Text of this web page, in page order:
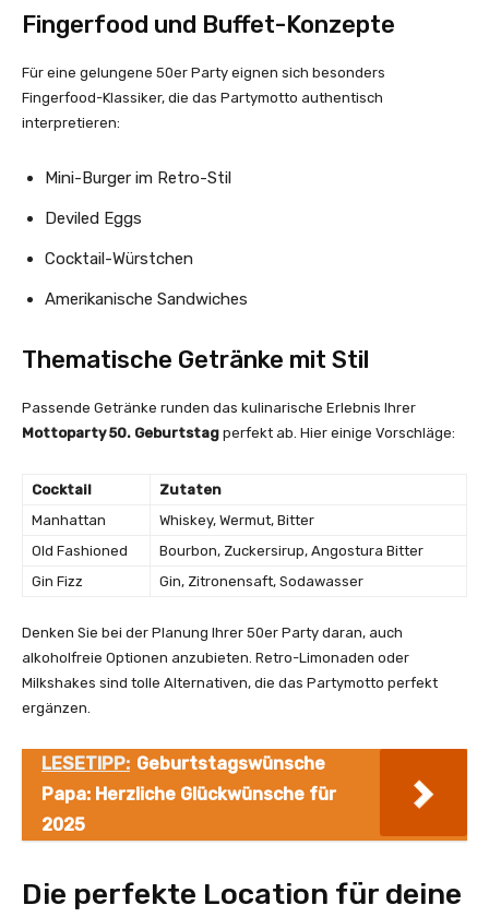
Fingerfood und Buffet-Konzepte
Für eine gelungene 50er Party eignen sich besonders
Fingerfood-Klassiker, die das Partymotto authentisch
interpretieren:
Mini-Burger im Retro-Stil
Deviled Eggs
Cocktail-Würstchen
Amerikanische Sandwiches
Thematische Getränke mit Stil
Passende Getränke runden das kulinarische Erlebnis Ihrer
Mottoparty 50. Geburtstag perfekt ab. Hier einige Vorschläge:
Cocktail
Zutaten
Manhattan
Whiskey, Wermut, Bitter
Old Fashioned
Bourbon, Zuckersirup, Angostura Bitter
Gin Fizz
Gin, Zitronensaft, Sodawasser
Denken Sie bei der Planung Ihrer 50er Party daran, auch
alkoholfreie Optionen anzubieten. Retro-Limonaden oder
Milkshakes sind tolle Alternativen, die das Partymotto perfekt
ergänzen.
LESETIPP: Geburtstagswünsche
Papa: Herzliche Glückwünsche für
2025
Die perfekte Location für deine